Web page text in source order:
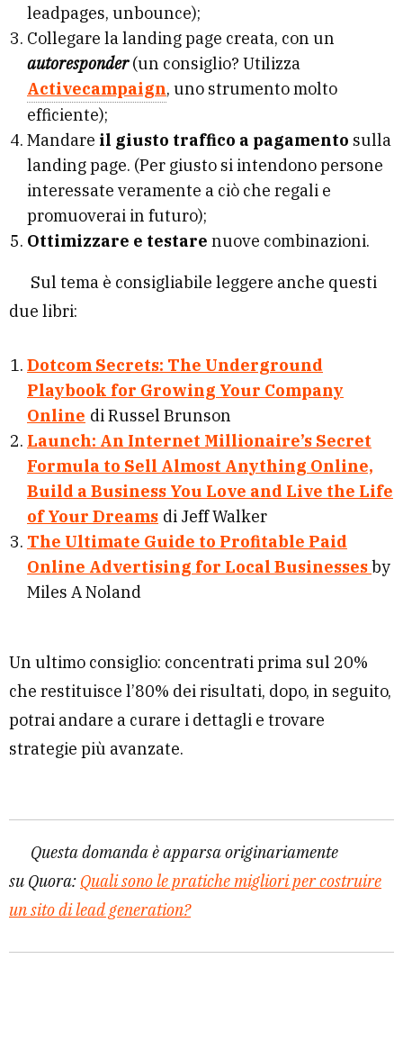
leadpages, unbounce);
Collegare la landing page creata, con un
autoresponder(un consiglio? Utilizza
Activecampaign, uno strumento molto
efficiente);
Mandare il giusto traffico a pagamento sulla
landing page. (Per giusto si intendono persone
interessate veramente a ciò che regali e
promuoverai in futuro);
Ottimizzare e testare nuove combinazioni.
Sul tema è consigliabile leggere anche questi
due libri:
Dotcom Secrets: The Underground
Playbook for Growing Your Company
Online di Russel Brunson
Launch: An Internet Millionaire’s Secret
Formula to Sell Almost Anything Online,
Build a Business You Love and Live the Life
of Your Dreams di Jeff Walker
The Ultimate Guide to Profitable Paid
Online Advertising for Local Businessesby
Miles A Noland
Un ultimo consiglio: concentrati prima sul 20%
che restituisce l’80% dei risultati, dopo, in seguito,
potrai andare a curare i dettagli e trovare
strategie più avanzate.
Questa domanda è apparsa originariamente
su Quora: Quali sono le pratiche migliori per costruire
un sito di lead generation?